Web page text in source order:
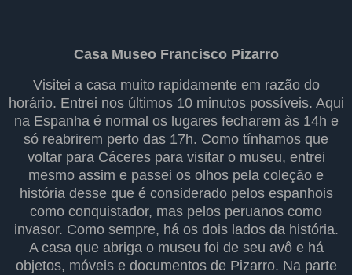
Casa Museo Francisco Pizarro
Visitei a casa muito rapidamente em razão do
horário. Entrei nos últimos 10 minutos possíveis. Aqui
na Espanha é normal os lugares fecharem às 14h e
só reabrirem perto das 17h. Como tínhamos que
voltar para Cáceres para visitar o museu, entrei
mesmo assim e passei os olhos pela coleção e
história desse que é considerado pelos espanhois
como conquistador, mas pelos peruanos como
invasor. Como sempre, há os dois lados da história.
A casa que abriga o museu foi de seu avô e há
objetos, móveis e documentos de Pizarro. Na parte